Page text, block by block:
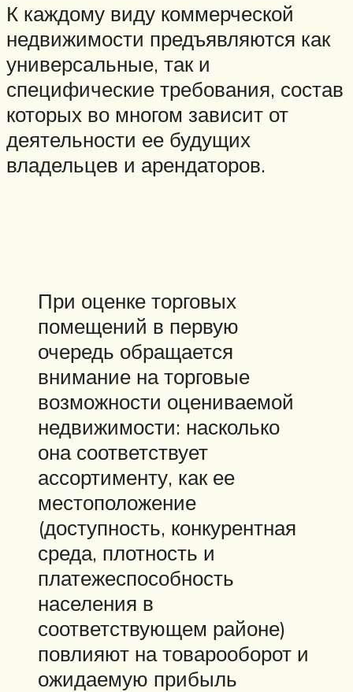
К каждому виду коммерческой
недвижимости предъявляются как
универсальные, так и
специфические требования, состав
которых во многом зависит от
деятельности ее будущих
владельцев и арендаторов.
При оценке торговых
помещений в первую
очередь обращается
внимание на торговые
возможности оцениваемой
недвижимости: насколько
она соответствует
ассортименту, как ее
местоположение
(доступность, конкурентная
среда, плотность и
платежеспособность
населения в
соответствующем районе)
повлияют на товарооборот и
ожидаемую прибыль